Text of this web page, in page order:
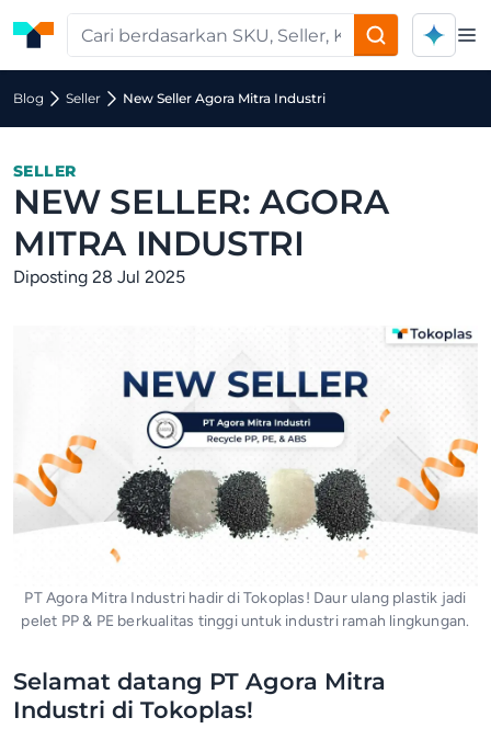
Blog Seller New Seller Agora Mitra Industri
SELLER
NEW SELLER: AGORA
MITRA INDUSTRI
Diposting 28 Jul 2025
PT Agora Mitra Industri hadir di Tokoplas! Daur ulang plastik jadi
pelet PP & PE berkualitas tinggi untuk industri ramah lingkungan.
Selamat datang PT Agora Mitra
Industri di Tokoplas!